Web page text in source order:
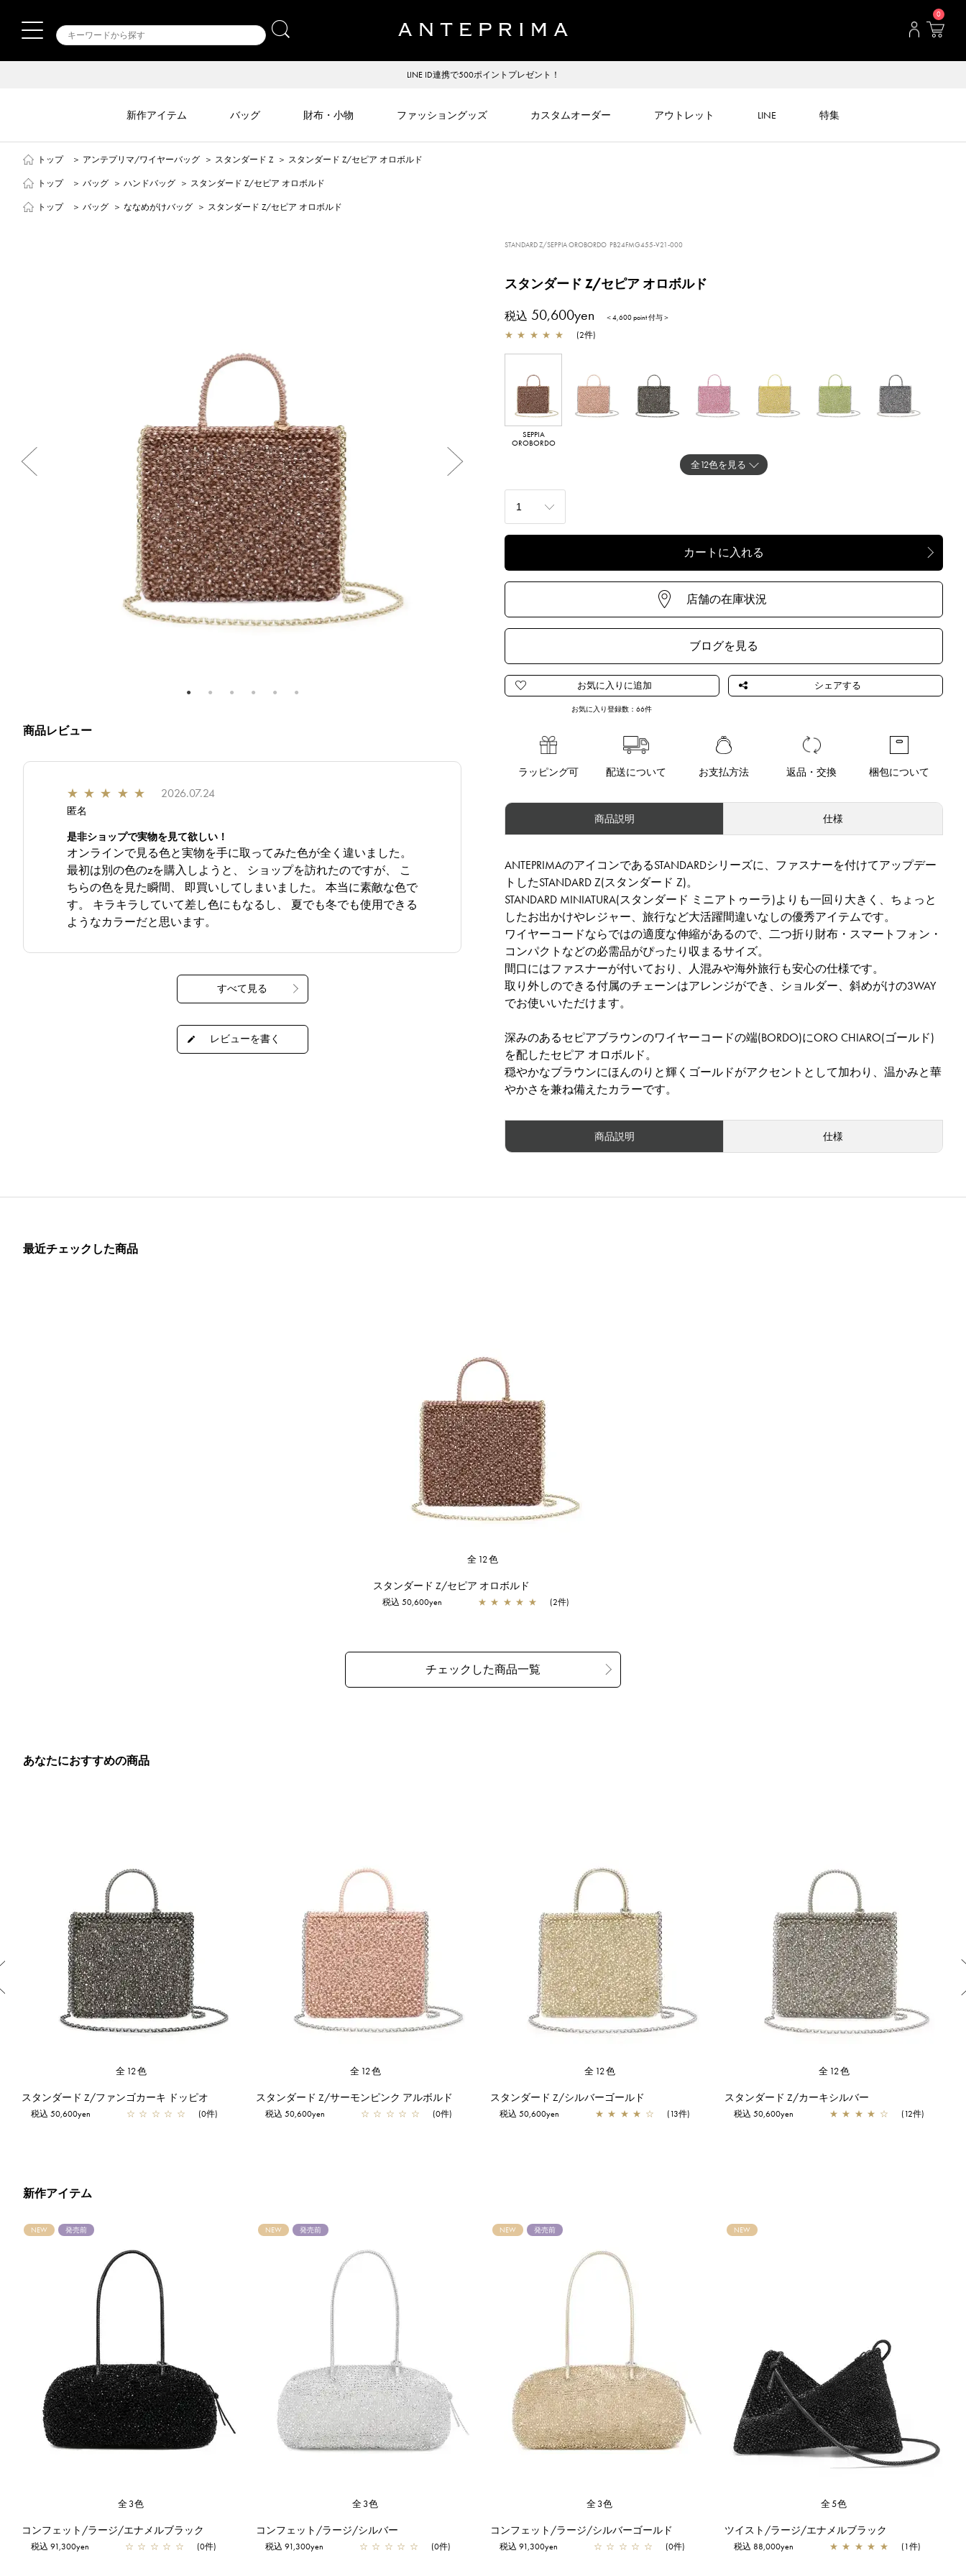
0
LINE ID連携で500ポイントプレゼント！
新作アイテム バッグ 財布・小物 ファッショングッズ カスタムオーダー アウトレット LINE 特集
トップ ＞ アンテプリマ/ワイヤーバッグ ＞ スタンダード Z ＞ スタンダード Z/セピア オロボルド
トップ ＞ バッグ ＞ ハンドバッグ ＞ スタンダード Z/セピア オロボルド
トップ ＞ バッグ ＞ ななめがけバッグ ＞ スタンダード Z/セピア オロボルド
商品レビュー
★ ★ ★ ★ ★ 2026.07.24
匿名
是非ショップで実物を見て欲しい！
オンラインで見る色と実物を手に取ってみた色が全く違いました。
最初は別の色のzを購入しようと、 ショップを訪れたのですが、 こ
ちらの色を見た瞬間、 即買いしてしまいました。 本当に素敵な色で
す。 キラキラしていて差し色にもなるし、 夏でも冬でも使用できる
ようなカラーだと思います。
STANDARD Z/SEPPIA OROBORDO PB24FMG455-V21-000
スタンダード Z/セピア オロボルド
税込 50,600yen ＜4,600 point 付与＞
★ ★ ★ ★ ★ (2件)
SEPPIA
OROBORDO
CIPRIAGENTO ARGENTO
全12色を見る
ブログを見る
お気に入り登録数：66件
ラッピング可 配送について お支払方法 返品・交換 梱包について
商品説明 仕様
ANTEPRIMAのアイコンであるSTANDARDシリーズに、ファスナーを付けてアップデー
トしたSTANDARD Z(スタンダード Z)。
STANDARD MINIATURA(スタンダード ミニアトゥーラ)よりも一回り大きく、ちょっと
したお出かけやレジャー、旅行など大活躍間違いなしの優秀アイテムです。
ワイヤーコードならではの適度な伸縮があるので、二つ折り財布・スマートフォン・
コンパクトなどの必需品がぴったり収まるサイズ。
間口にはファスナーが付いており、人混みや海外旅行も安心の仕様です。
取り外しのできる付属のチェーンはアレンジができ、ショルダー、斜めがけの3WAY
でお使いいただけます。
深みのあるセピアブラウンのワイヤーコードの端(BORDO)にORO CHIARO(ゴールド)
を配したセピア オロボルド。
穏やかなブラウンにほんのりと輝くゴールドがアクセントとして加わり、温かみと華
やかさを兼ね備えたカラーです。
商品説明 仕様
最近チェックした商品
全12色
スタンダード Z/セピア オロボルド
税込 50,600yen ★ ★ ★ ★ ★ (2件)
あなたにおすすめの商品
全12色
スタンダード Z/ファンゴカーキ ドッピオ
税込 50,600yen ☆ ☆ ☆ ☆ ☆ (0件)
全12色
スタンダード Z/サーモンピンク アルボルド
税込 50,600yen ☆ ☆ ☆ ☆ ☆ (0件)
全12色
スタンダード Z/シルバーゴールド
税込 50,600yen ★ ★ ★ ★ ☆ (13件)
全12色
スタンダード Z/カーキシルバー
税込 50,600yen ★ ★ ★ ★ ☆ (12件)
新作アイテム
NEW 発売前
全3色
コンフェット/ラージ/エナメルブラック
税込 91,300yen ☆ ☆ ☆ ☆ ☆ (0件)
NEW 発売前
全3色
コンフェット/ラージ/シルバー
税込 91,300yen ☆ ☆ ☆ ☆ ☆ (0件)
NEW 発売前
全3色
コンフェット/ラージ/シルバーゴールド
税込 91,300yen ☆ ☆ ☆ ☆ ☆ (0件)
NEW
全5色
ツイスト/ラージ/エナメルブラック
税込 88,000yen ★ ★ ★ ★ ★ (1件)